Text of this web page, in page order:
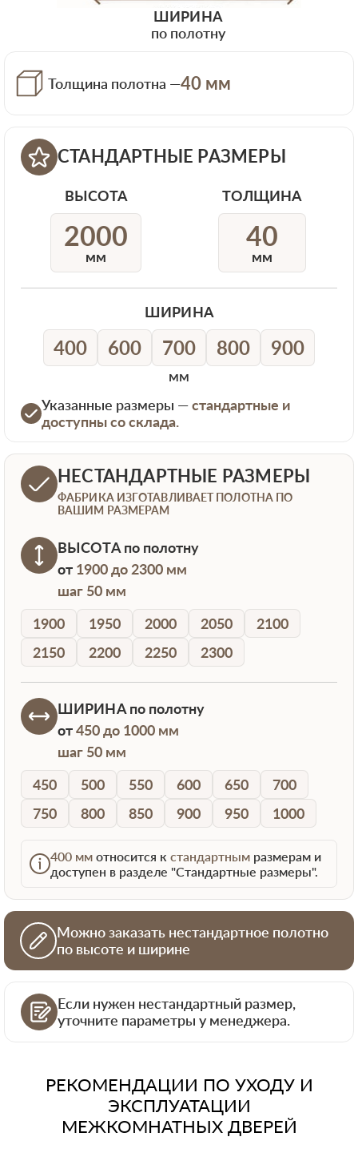
ШИРИНА
по полотну
Толщина полотна —40 мм
СТАНДАРТНЫЕ РАЗМЕРЫ
ВЫСОТА
2000
мм
ШИРИНА
400 600 700 800 900
мм
ТОЛЩИНА
40
мм
Указанные размеры —стандартные и
доступны со склада.
НЕСТАНДАРТНЫЕ РАЗМЕРЫ
ФАБРИКА ИЗГОТАВЛИВАЕТ ПОЛОТНА ПО
ВАШИМ РАЗМЕРАМ
ВЫСОТАпо полотну
от 1900 до 2300 мм
шаг 50 мм
1900
1950 2000 2050
2100
2150
2200 2250 2300
ШИРИНАпо полотну
от450 до 1000 мм
шаг 50 мм
450
500 550 600 650
700
750
800 850 900 950 1000
400 мм относится к стандартным размерам и
доступен в разделе "Стандартные размеры".
Можно заказать нестандартное полотно
по высоте и ширине
Если нужен нестандартный размер,
уточните параметры у менеджера.
РЕКОМЕНДАЦИИ ПО УХОДУ И
ЭКСПЛУАТАЦИИ
МЕЖКОМНАТНЫХ ДВЕРЕЙ